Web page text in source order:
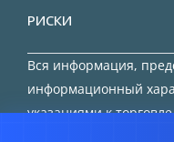
РИСКИ
Вся информация,
информационный
указаниями к